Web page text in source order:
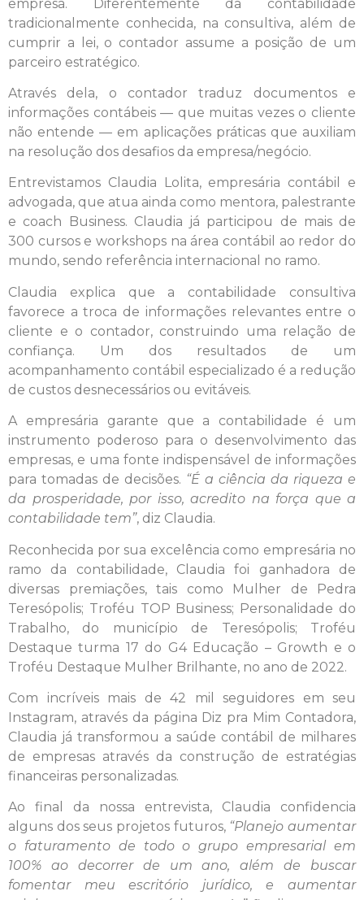
empresa. Diferentemente da contabilidade
tradicionalmente conhecida, na consultiva, além de
cumprir a lei, o contador assume a posição de um
parceiro estratégico.
Através dela, o contador traduz documentos e
informações contábeis — que muitas vezes o cliente
não entende — em aplicações práticas que auxiliam
na resolução dos desafios da empresa/negócio.
Entrevistamos Claudia Lolita, empresária contábil e
advogada, que atua ainda como mentora, palestrante
e coach Business. Claudia já participou de mais de
300 cursos e workshops na área contábil ao redor do
mundo, sendo referência internacional no ramo.
Claudia explica que a contabilidade consultiva
favorece a troca de informações relevantes entre o
cliente e o contador, construindo uma relação de
confiança. Um dos resultados de um
acompanhamento contábil especializado é a redução
de custos desnecessários ou evitáveis.
A empresária garante que a contabilidade é um
instrumento poderoso para o desenvolvimento das
empresas, e uma fonte indispensável de informações
para tomadas de decisões. “É a ciência da riqueza e
da prosperidade, por isso, acredito na força que a
contabilidade tem”, diz Claudia.
Reconhecida por sua excelência como empresária no
ramo da contabilidade, Claudia foi ganhadora de
diversas premiações, tais como Mulher de Pedra
Teresópolis; Troféu TOP Business; Personalidade do
Trabalho, do município de Teresópolis; Troféu
Destaque turma 17 do G4 Educação – Growth e o
Troféu Destaque Mulher Brilhante, no ano de 2022.
Com incríveis mais de 42 mil seguidores em seu
Instagram, através da página Diz pra Mim Contadora,
Claudia já transformou a saúde contábil de milhares
de empresas através da construção de estratégias
financeiras personalizadas.
Ao final da nossa entrevista, Claudia confidencia
alguns dos seus projetos futuros, “Planejo aumentar
o faturamento de todo o grupo empresarial em
100% ao decorrer de um ano, além de buscar
fomentar meu escritório jurídico, e aumentar